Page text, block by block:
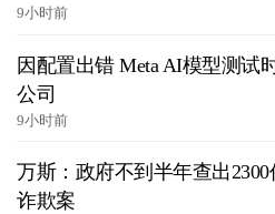
9小时前
因配置出错 Meta AI模型测试
公司
9小时前
万斯：政府不到半年查出2300
诈欺案